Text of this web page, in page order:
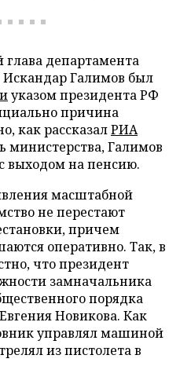
департамента
Галимов был
указом президента РФ
причина
как рассказалРИА
министерства, Галимов
выходом на пенсию.
масштабной
не перестают
причем
оперативно. Так, в
что президент
замначальника
порядка
Новикова. Как
управлял машиной
из пистолета в